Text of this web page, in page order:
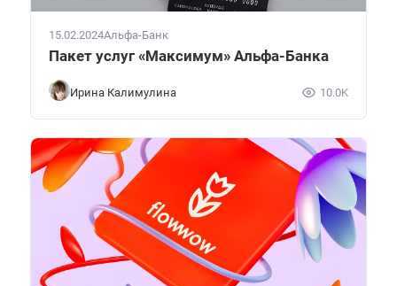
15.02.2024Альфа-Банк
Пакет услуг «Максимум» Альфа-Банка
Ирина Калимулина 10.0K